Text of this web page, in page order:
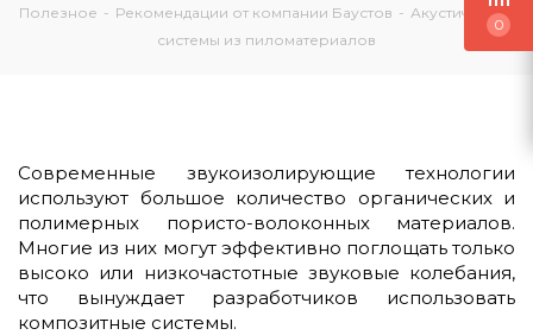
Полезное - Рекомендации от компании Баустов - Акустические
системы из пиломатериалов
Современные звукоизолирующие технологии
используют большое количество органических и
полимерных пористо-волоконных материалов.
Многие из них могут эффективно поглощать только
высоко или низкочастотные звуковые колебания,
что вынуждает разработчиков использовать
композитные системы.
0